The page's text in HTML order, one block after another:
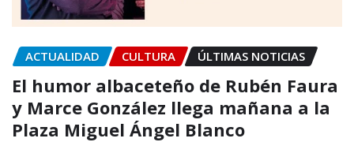
ACTUALIDAD CULTURA ÚLTIMAS NOTICIAS
El humor albaceteño de Rubén Faura
y Marce González llega mañana a la
Plaza Miguel Ángel Blanco